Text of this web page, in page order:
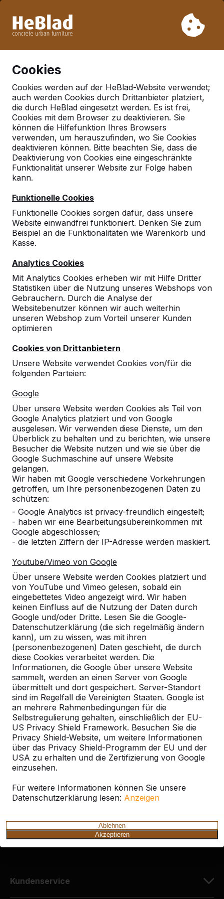
Woche 33 nicht. Bitte berücksichtigen Sie daher längere
Cookies
Cookies werden auf der HeBlad-Website verwendet;
auch werden Cookies durch Drittanbieter platziert,
die durch HeBlad eingesetzt werden. Es ist frei,
Cookies mit dem Browser zu deaktivieren. Sie
können die Hilfefunktion Ihres Browsers
verwenden, um herauszufinden, wo Sie Cookies
deaktivieren können. Bitte beachten Sie, dass die
Deaktivierung von Cookies eine eingeschränkte
Funktionalität unserer Website zur Folge haben
kann.
Funktionelle Cookies
Funktionelle Cookies sorgen dafür, dass unsere
Website einwandfrei funktioniert. Denken Sie zum
Beispiel an die Funktionalitäten wie Warenkorb und
Kasse.
Analytics Cookies
Mit Analytics Cookies erheben wir mit Hilfe Dritter
Statistiken über die Nutzung unseres Webshops von
Gebrauchern. Durch die Analyse der
Websitebenutzer können wir auch weiterhin
unseren Webshop zum Vorteil unserer Kunden
optimieren
Cookies von Drittanbietern
Unsere Website verwendet Cookies von/für die
folgenden Parteien:
Google
Über unsere Website werden Cookies als Teil von
Google Analytics platziert und von Google
ausgelesen. Wir verwenden diese Dienste, um den
Überblick zu behalten und zu berichten, wie unsere
Besucher die Website nutzen und wie sie über die
Google Suchmaschine auf unsere Website
gelangen.
Wir haben mit Google verschiedene Vorkehrungen
getroffen, um Ihre personenbezogenen Daten zu
schützen:
- Google Analytics ist privacy-freundlich eingestelt;
- haben wir eine Bearbeitungsübereinkommen mit
Google abgeschlossen;
- die letzten Ziffern der IP-Adresse werden maskiert.
Youtube/Vimeo von Google
Über unsere Website werden Cookies platziert und
von YouTube und Vimeo gelesen, sobald ein
eingebettetes Video angezeigt wird. Wir haben
keinen Einfluss auf die Nutzung der Daten durch
Google und/oder Dritte. Lesen Sie die Google-
Datenschutzerklärung (die sich regelmäßig ändern
kann), um zu wissen, was mit ihren
(personenbezogenen) Daten geschieht, die durch
diese Cookies verarbeitet werden. Die
Informationen, die Google über unsere Website
sammelt, werden an einen Server von Google
übermittelt und dort gespeichert. Server-Standort
sind im Regelfall die Vereinigten Staaten. Google ist
an mehrere Rahmenbedingungen für die
Selbstregulierung gehalten, einschließlich der EU-
US Privacy Shield Framework. Besuchen Sie die
Privacy Shield-Website, um weitere Informationen
über das Privacy Shield-Programm der EU und der
USA zu erhalten und die Zertifizierung von Google
einzusehen.
Für weitere Informationen können Sie unsere
Datenschutzerklärung lesen: Anzeigen
Ablehnen
Akzeptieren
Deutschland
Referenties in:
Norderstedt
Geen reviews gevonden voor deze
Referenzen
Unsere Produkte finden Sie in ganz Europa
und darüber hinaus. Sehen Sie hier, wo Sie
ein HeBlad-Produkt in Ihrer Nähe finden.
Produkt
Alles anzeigen
Kategorie
Alles anzeigen
Ort oder Postleitzahl suchen
Zie ook
Hamburg
Kontakt
HeBlad Deutschland
Diekerstraße 97
42781 Haan
+49 212 934 77 25
info@HeBlad.de
Kundenservice